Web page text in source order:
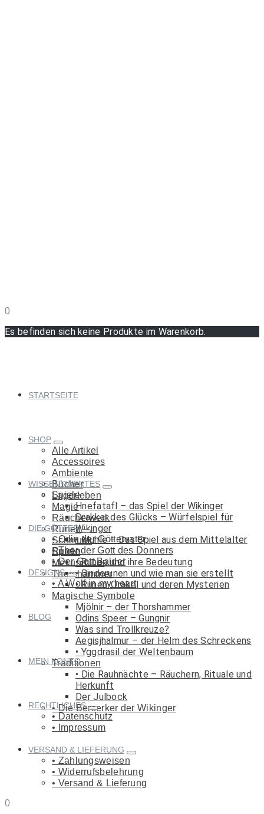
0
Es befinden sich keine Produkte im Warenkorb.
STARTSEITE
SHOP
Alle Artikel
Accessoires
Ambiente
Bücher
Lagerleben
Magie
Räucherwerk
Runen
Schmuck
Spiele
Met und Co.
Thorshammer
WISSENSWERTES
Spiele
Hnefatafl – das Spiel der Wikinger
Drakkar des Glücks – Würfelspiel für
Wikinger
Mühle – Das Spiel aus dem Mittelalter
Runen
Runen und ihre Bedeutung
Binderunen und wie man sie erstellt
Runen-Orakel und deren Mysterien
Magische Symbole
Mjölnir – der Thorshammer
Odins Speer – Gungnir
Was sind Trollkreuze?
Aegisjhalmur – der Helm des Schreckens
Yggdrasil der Weltenbaum
Traditionen
Die Rauhnächte – Räuchern, Rituale und
Herkunft
Der Julbock
Die Berserker der Wikinger
DIE GÖTTER
Odin der Göttervater
Thor der Gott des Donners
Der Gott Balder
DESIGNS
A Wolf in my heart
BLOG
MEIN KONTO
RECHTLICHES
Datenschutz
Impressum
VERSAND & LIEFERUNG
Zahlungsweisen
Widerrufsbelehrung
Versand & Lieferung
0